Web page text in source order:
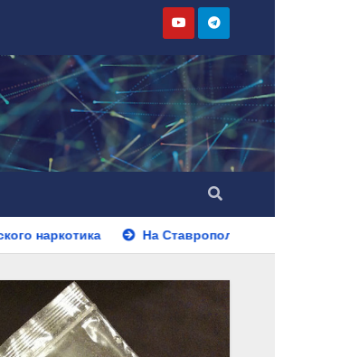
На Ставрополье полицейские установили